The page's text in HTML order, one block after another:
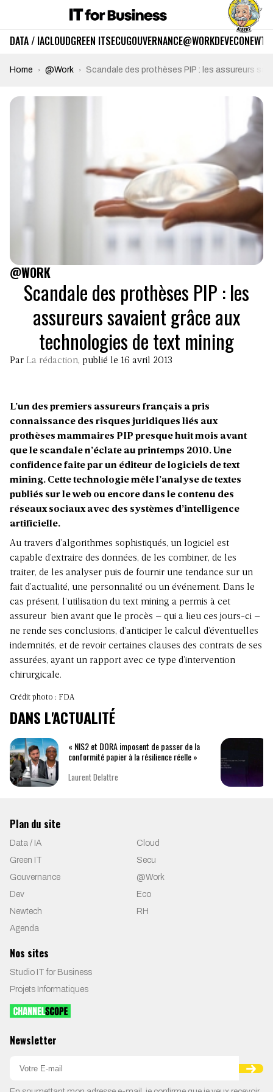
DATA / IACLOUDGREEN ITSECUGOUVERNANCE@WORKDEVECO
Home @Work Scandale des prothèses PIP : les assureurs
@WORK
Scandale des prothèses PIP : les
assureurs savaient grâce aux
technologies de text mining
Par La rédaction, publié le 16 avril 2013
L’un des premiers assureurs français a pris
connaissance des risques juridiques liés aux
prothèses mammaires PIP presque huit mois avant
que le scandale n’éclate au printemps 2010. Une
confidence faite par un éditeur de logiciels de text
mining. Cette technologie mêle l’analyse de textes
publiés sur le web ou encore dans le contenu des
réseaux sociaux avec des systèmes d’intelligence
artificielle.
Au travers d’algorithmes sophistiqués, un logiciel est
capable d’extraire des données, de les combiner, de les
traiter, de les analyser puis de fournir une tendance sur un
fait d’actualité, une personnalité ou un événement. Dans le
cas présent, l’utilisation du text mining a permis à cet
assureur bien avant que le procès – qui a lieu ces jours-ci –
ne rende ses conclusions, d’anticiper le calcul d’éventuelles
indemnités, et de revoir certaines clauses des contrats de ses
assurées, ayant un rapport avec ce type d’intervention
chirurgicale.
Crédit photo : FDA
DANS L'ACTUALITÉ
« NIS2 et DORA imposent de passer de la
conformité papier à la résilience réelle »
Laurent Delattre
Plan du site
Data / IA
Cloud
Green IT
Secu
Gouvernance
@Work
Dev
Eco
Newtech
RH
Agenda
Nos sites
Studio IT for Business
Projets Informatiques
Newsletter